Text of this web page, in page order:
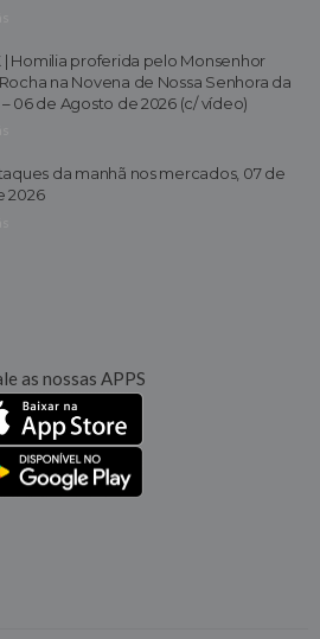
| Homilia proferida pelo Monsenhor
na Novena de Nossa Senhora da
06 de Agosto de 2026 (c/ vídeo)
da manhã nos mercados, 07 de
2026
as nossas APPS